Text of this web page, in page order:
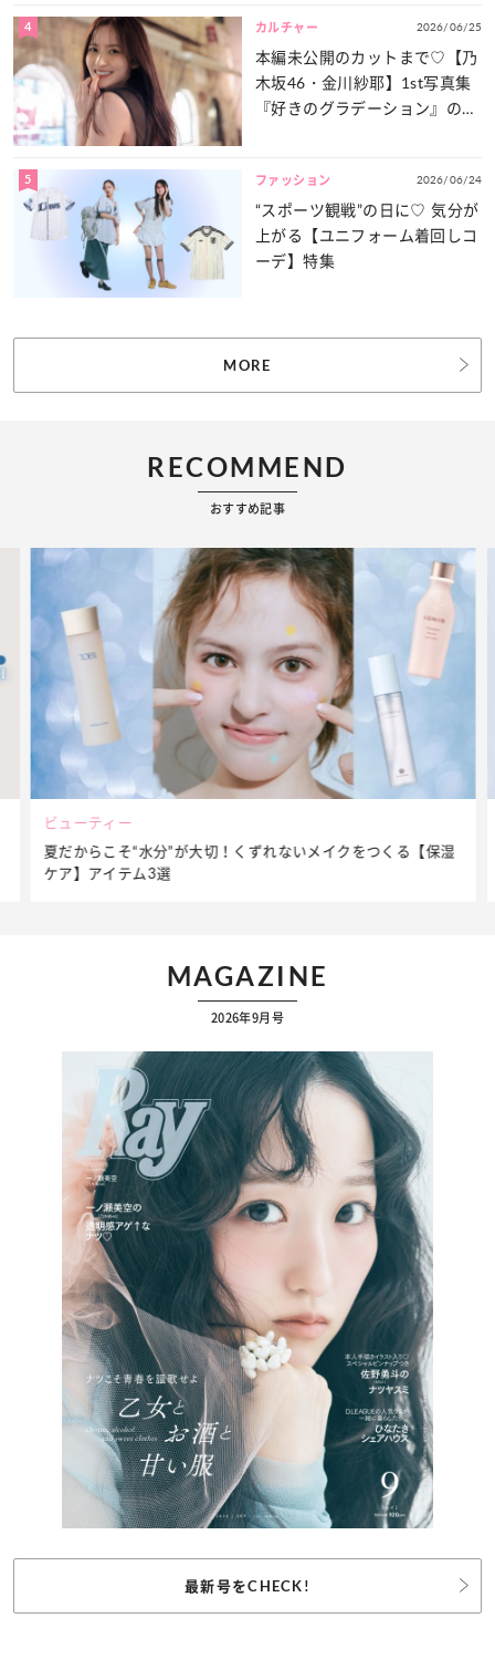
4 カルチャー 2026/06/25
本編未公開のカットまで♡【乃
木坂46・金川紗耶】1st写真集
『好きのグラデーション』の魅
5 ファッション 2026/06/24
“スポーツ観戦”の日に♡ 気分が
上がる【ユニフォーム着回しコ
ーデ】特集
MORE
RECOMMEND
おすすめ記事
ビューティー
夏だからこそ“水分”が大切！くずれないメイクをつくる【保湿
ケア】アイテム3選
MAGAZINE
2026年9月号
最新号をCHECK!